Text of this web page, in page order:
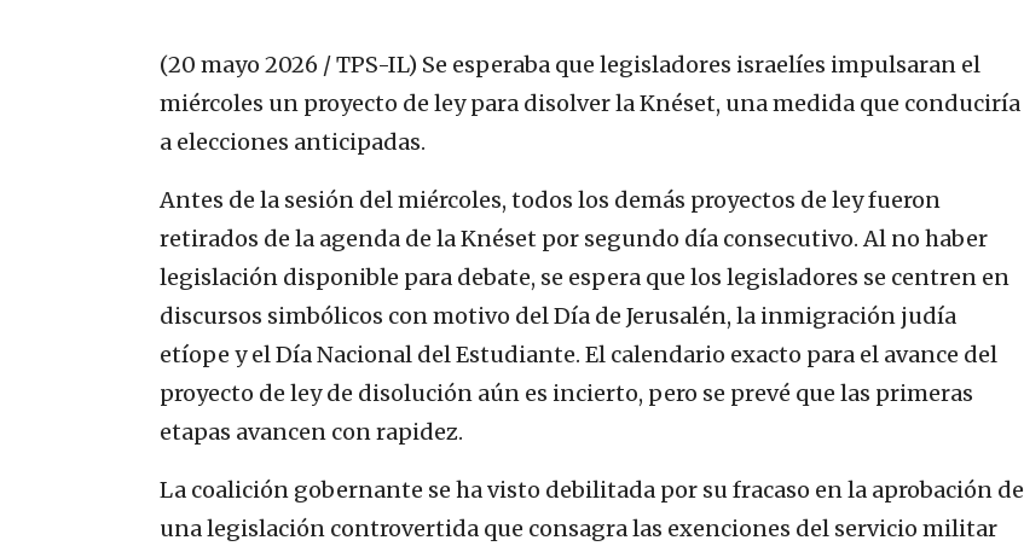
(20 mayo 2026 / TPS-IL) Se esperaba que legisladores israelíes impulsaran el
miércoles un proyecto de ley para disolver la Knéset, una medida que conduciría
a elecciones anticipadas.
Antes de la sesión del miércoles, todos los demás proyectos de ley fueron
retirados de la agenda de la Knéset por segundo día consecutivo. Al no haber
legislación disponible para debate, se espera que los legisladores se centren en
discursos simbólicos con motivo del Día de Jerusalén, la inmigración judía
etíope y el Día Nacional del Estudiante. El calendario exacto para el avance del
proyecto de ley de disolución aún es incierto, pero se prevé que las primeras
etapas avancen con rapidez.
La coalición gobernante se ha visto debilitada por su fracaso en la aprobación de
una legislación controvertida que consagra las exenciones del servicio militar